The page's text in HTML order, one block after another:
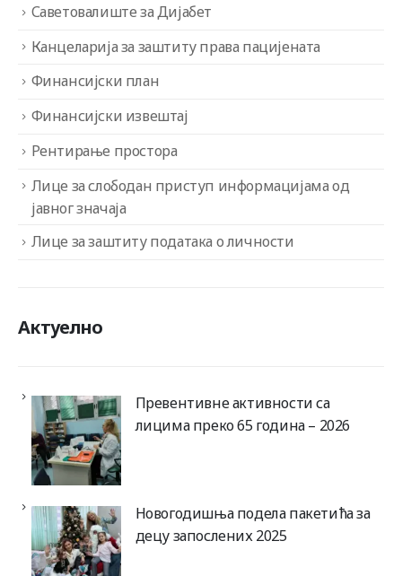
Саветовалиште за Дијабет
Канцеларија за заштиту права пацијената
Финансијски план
Финансијски извештај
Рентирање простора
Лице за слободан приступ информацијама од
јавног значаја
Лице за заштиту података о личности
Актуелно
Превентивне активности са
лицима преко 65 година – 2026
Новогодишња подела пакетића за
децу запослених 2025